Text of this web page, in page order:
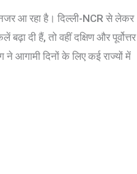
आ रहा है। दिल्ली-NCR से लेकर
दी हैं, तो वहीं दक्षिण और पूर्वोत्तर
आगामी दिनों के लिए कई राज्यों में